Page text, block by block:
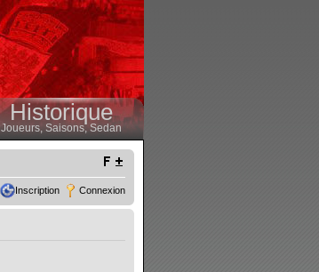
Historique
Joueurs, Saisons,Sedan
Inscription Connexion